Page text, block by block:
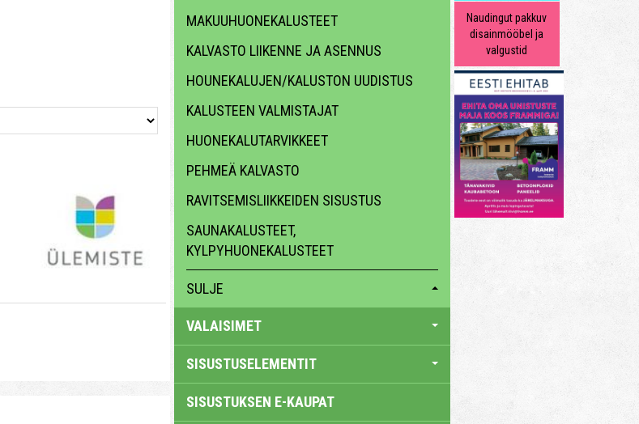
MAKUUHUONEKALUSTEET
KALVASTO LIIKENNE JA ASENNUS
HOUNEKALUJEN/KALUSTON UUDISTUS
KALUSTEEN VALMISTAJAT
HUONEKALUTARVIKKEET
PEHMEÄ KALVASTO
RAVITSEMISLIIKKEIDEN SISUSTUS
SAUNAKALUSTEET,
KYLPYHUONEKALUSTEET
SULJE
VALAISIMET
SISUSTUSELEMENTIT
SISUSTUKSEN E-KAUPAT
Naudingut pakkuv
disainmööbel ja
valgustid